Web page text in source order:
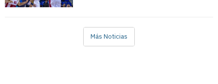
Más Noticias